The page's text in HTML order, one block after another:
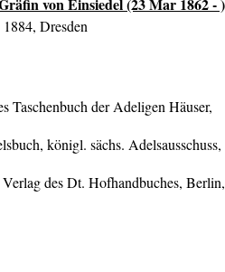
von Einsiedel (23 Mar 1862 - )
Dresden
Taschenbuch der Adeligen Häuser,
königl. sächs. Adelsausschuss,
des Dt. Hofhandbuches, Berlin,